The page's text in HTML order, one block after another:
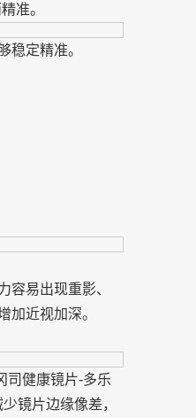
准。
稳定精准。
容易出现重影、
加近视加深。
司健康镜片-多乐
镜片边缘像差，